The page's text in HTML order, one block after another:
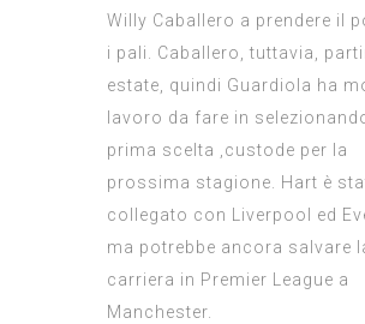
Willy Caballero a prendere il
i pali. Caballero, tuttavia,
estate, quindi Guardiola ha
lavoro da fare in
prima scelta ‚custode per la
prossima stagione. Hart è
collegato con Liverpool ed
ma potrebbe ancora salvare
carriera in Premier League a
Manchester.